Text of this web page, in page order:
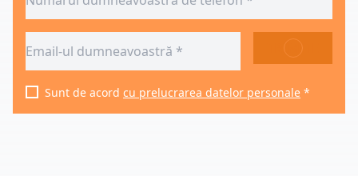
TRIMITE
Sunt de acord cu prelucrarea datelor personale *